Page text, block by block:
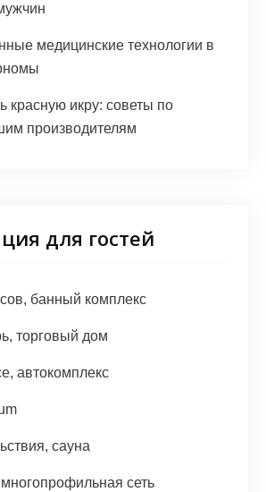
медицинские технологии в
красную икру: советы по
производителям
для гостей
банный комплекс
торговый дом
автокомплекс
сауна
сеть